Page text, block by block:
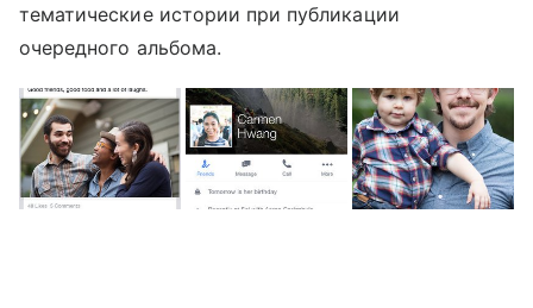
тематические истории при публикации
очередного альбома.